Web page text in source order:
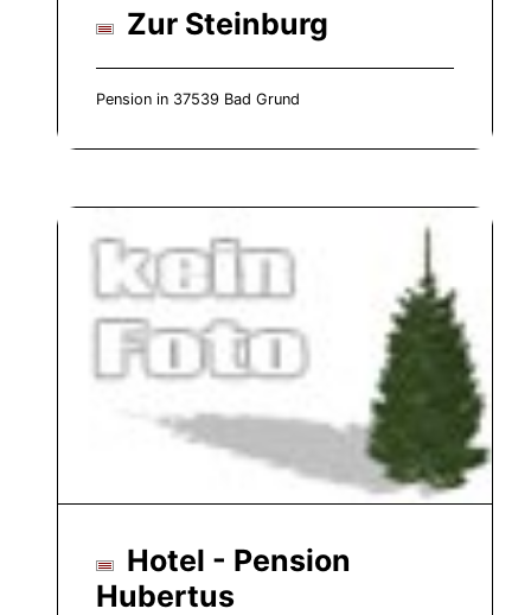
Zur Steinburg
Pension in 37539 Bad Grund
Hotel - Pension
Hubertus